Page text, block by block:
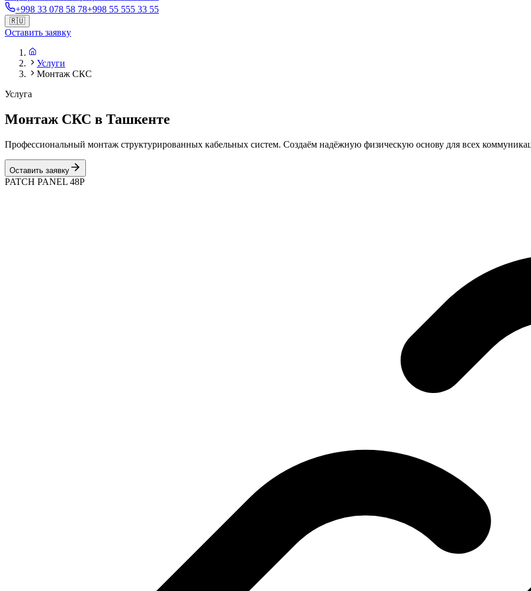
+998 33 078 58 78+998 55 555 33 55
🇷🇺
Оставить заявку
Услуги
Монтаж СКС
Услуга
Монтаж СКС в Ташкенте
Профессиональный монтаж структурированных кабельных систем. Создаём надёжную физическую основу для всех
Оставить заявку
PATCH PANEL 48P